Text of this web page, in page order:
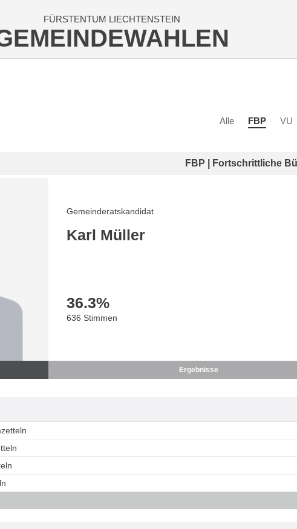
FÜRSTENTUM LIECHTENSTEIN
Alle FBP VU
FBP | Fortschrittliche
Gemeinderatskandidat
Karl Müller
36.3%
636 Stimmen
Ergebnisse